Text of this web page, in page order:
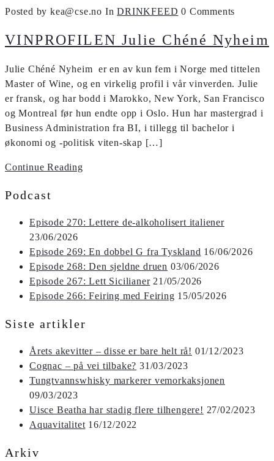
Posted by kea@cse.no InDRINKFEED 0 Comments
VINPROFILEN Julie Chéné Nyheim
Julie Chéné Nyheim er en av kun fem i Norge med tittelen
Master of Wine, og en virkelig profil i vår vinverden. Julie
er fransk, og har bodd i Marokko, New York, San Francisco
og Montreal før hun endte opp i Oslo. Hun har mastergrad i
Business Administration fra BI, i tillegg til bachelor i
økonomi og -politisk viten-skap […]
Continue Reading
Podcast
Episode 270: Lettere de-alkoholisert italiener
23/06/2026
Episode 269: En dobbel G fra Tyskland 16/06/2026
Episode 268: Den sjeldne druen 03/06/2026
Episode 267: Lett Sicilianer 21/05/2026
Episode 266: Feiring med Feiring 15/05/2026
Siste artikler
Årets akevitter – disse er bare helt rå! 01/12/2023
Cognac – på vei tilbake? 31/03/2023
Tungtvannswhisky markerer vemorkaksjonen
09/03/2023
Uisce Beatha har stadig flere tilhengere! 27/02/2023
Aquavitalitet 16/12/2022
Arkiv